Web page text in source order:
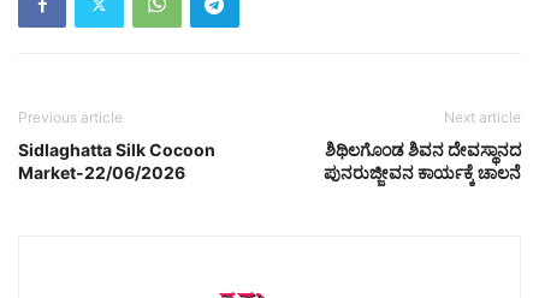
Previous article
Sidlaghatta Silk Cocoon
Market-22/06/2026
Next article
ಶಿಥಿಲಗೊಂಡ ಶಿವನ ದೇವಸ್ಥಾನದ
ಪುನರುಜ್ಜೀವನ ಕಾರ್ಯಕ್ಕೆ ಚಾಲನೆ